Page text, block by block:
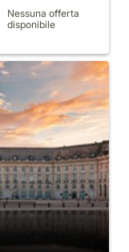
Nessuna offerta
disponibile